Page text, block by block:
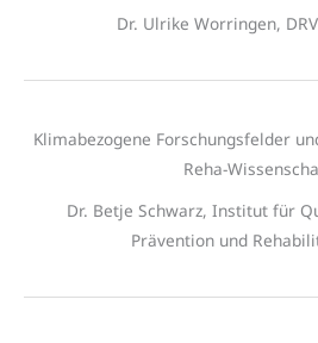
Dr. Ulrike Worringen,
Klimabezogene Forschungsfelder
Reha-
Dr. Betje Schwarz, Institut für
Prävention und